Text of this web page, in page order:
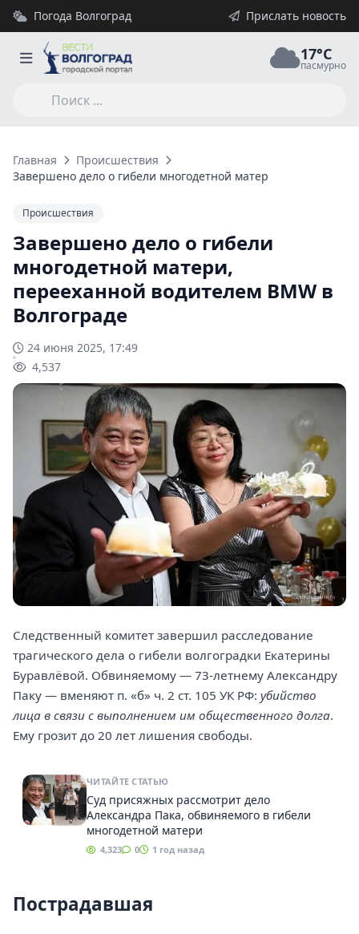
Погода Волгоград Прислать новость
17°C
пасмурно
Главная
Происшествия
Завершено дело о гибели многодетной матери, перееханной
Происшествия
Завершено дело о гибели
многодетной матери,
перееханной водителем BMW в
Волгограде
24 июня 2025, 17:49
4,537
Следственный комитет завершил расследование
трагического дела о гибели волгоградки Екатерины
Буравлёвой. Обвиняемому — 73-летнему Александру
Паку — вменяют п. «б» ч. 2 ст. 105 УК РФ: убийство
лица в связи с выполнением им общественного долга.
Ему грозит до 20 лет лишения свободы.
ЧИТАЙТЕ СТАТЬЮ
Суд присяжных рассмотрит дело
Александра Пака, обвиняемого в гибели
многодетной матери
4,323 0 1 год назад
Пострадавшая